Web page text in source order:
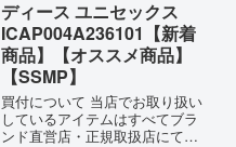
ディース ユニセックス
ICAP004A236101【新着
商品】【オススメ商品】
【SSMP】
買付について 当店でお取り扱い
しているアイテムはすべてブラ
ンド直営店・正規取扱店にて買